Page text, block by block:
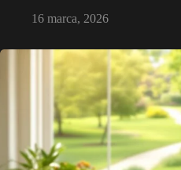
16 marca, 2026